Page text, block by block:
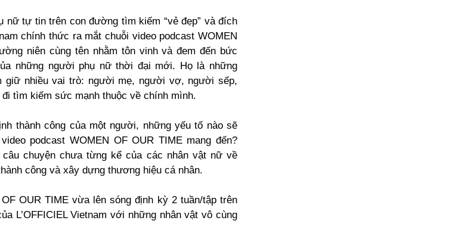
nữ tự tin trên con đường tìm kiếm “vẻ đẹp” và đích
chính thức ra mắt chuỗi video podcast WOMEN
niên cùng tên nhằm tôn vinh và đem đến bức
những người phụ nữ thời đại mới. Họ là những
giữ nhiều vai trò: người mẹ, người vợ, người sếp,
tìm kiếm sức mạnh thuộc về chính mình.
thành công của một người, những yếu tố nào sẽ
podcast WOMEN OF OUR TIME mang đến?
chuyện chưa từng kể của các nhân vật nữ về
công và xây dựng thương hiệu cá nhân.
OUR TIME vừa lên sóng định kỳ 2 tuần/tập trên
L’OFFICIEL Vietnam với những nhân vật vô cùng